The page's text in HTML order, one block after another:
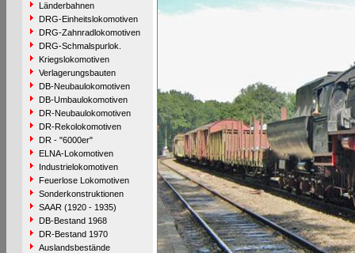
Länderbahnen
DRG-Einheitslokomotiven
DRG-Zahnradlokomotiven
DRG-Schmalspurlok.
Kriegslokomotiven
Verlagerungsbauten
DB-Neubaulokomotiven
DB-Umbaulokomotiven
DR-Neubaulokomotiven
DR-Rekolokomotiven
DR - "6000er"
ELNA-Lokomotiven
Industrielokomotiven
Feuerlose Lokomotiven
Sonderkonstruktionen
SAAR (1920 - 1935)
DB-Bestand 1968
DR-Bestand 1970
Auslandsbestände